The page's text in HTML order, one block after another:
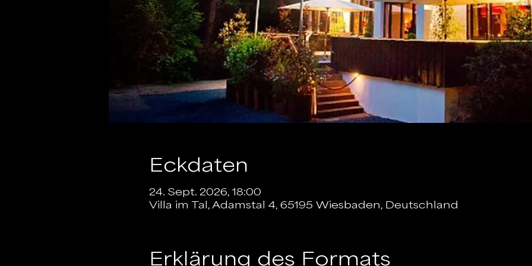
Eckdaten
24. Sept. 2026, 18:00
Villa im Tal, Adamstal 4, 65195 Wiesbaden, Deutschland
Erklärung des Formats